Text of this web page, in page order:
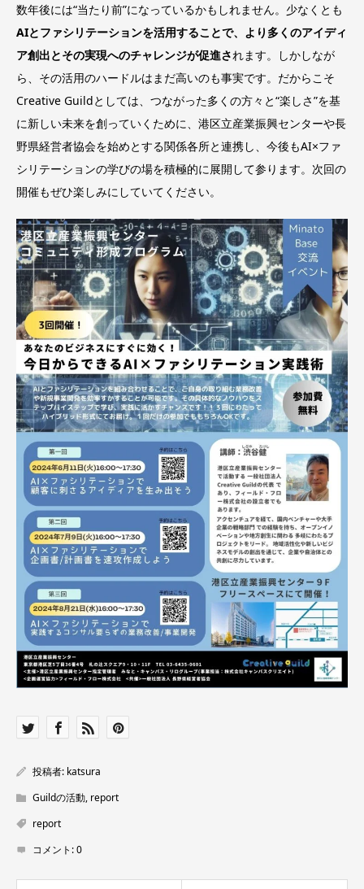
数年後には“当たり前”になっているかもしれません。少なくとも
AIとファシリテーションを活用することで、より多くのアイディ
ア創出とその実現へのチャレンジが促進されます。しかしなが
ら、その活用のハードルはまだ高いのも事実です。だからこそ
Creative Guildとしては、つながった多くの方々と“楽しさ”を基
に新しい未来を創っていくために、港区立産業振興センターや長
野県経営者協会を始めとする関係各所と連携し、今後もAI×ファ
シリテーションの学びの場を積極的に展開して参ります。次回の
開催もぜひ楽しみにしていてください。
投稿者: katsura
Guildの活動, report
report
コメント:0